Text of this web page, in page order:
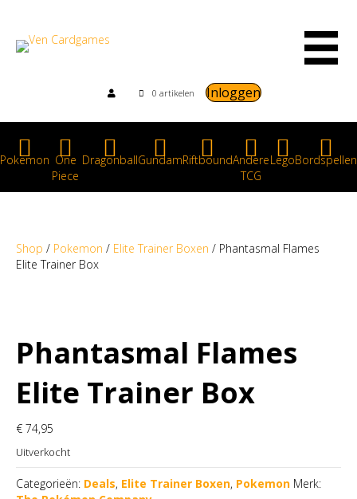
0 artikelen Inloggen
Pokemon One
Piece
DragonballGundamRiftboundAndere
TCG
LegoBordspellen
Shop / Pokemon / Elite Trainer Boxen / Phantasmal Flames
Elite Trainer Box
Phantasmal Flames
Elite Trainer Box
€ 74,95
Uitverkocht
Categorieën: Deals, Elite Trainer Boxen, Pokemon Merk: